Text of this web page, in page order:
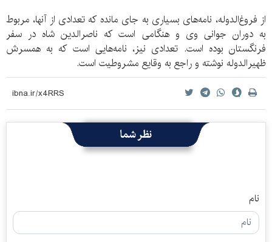
از فروغ‌الدوله، نامه‌های بسیاری به جای مانده که تعدادی از آنها، مربوط
به دوران جوانی وی و هنگامی است که ناصرالدین شاه در سفر
فرنگستان بوده است. تعدادی نیز، نامه‌هایی است که به همسرش
ظهیرالدوله نوشته و راجع به وقایع مشروطیت است.
نظر شما
نام